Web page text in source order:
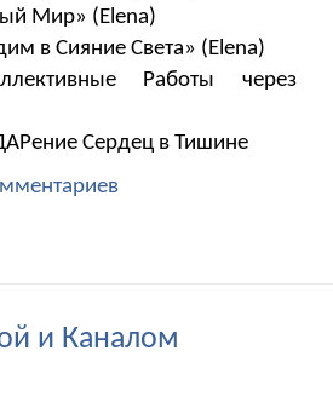
Мир» (Elena)
в Сияние Света» (Elena)
Работы через
Сердец в Тишине
и Каналом